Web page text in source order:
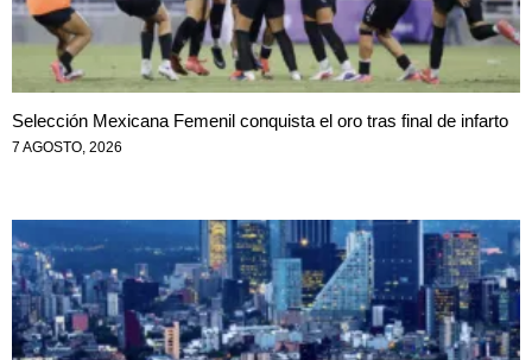
Selección Mexicana Femenil conquista el oro tras final de infarto
7 AGOSTO, 2026